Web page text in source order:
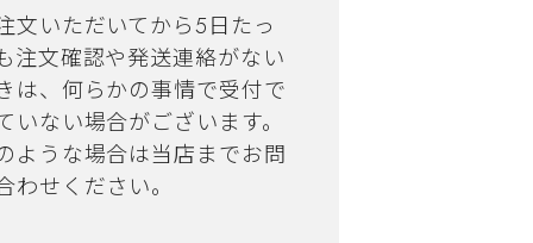
文いただいてから5日たっ
注文確認や発送連絡がない
は、何らかの事情で受付で
いない場合がございます。
ような場合は当店までお問
わせください。